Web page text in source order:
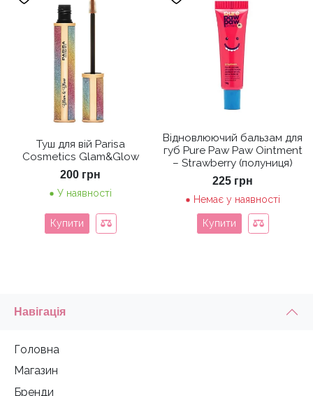
Туш для вій Parisa
Cosmetics Glam&Glow
200 грн
У наявності
Купити
Відновлюючий бальзам для
губ Pure Paw Paw Ointment
– Strawberry (полуниця)
225 грн
Немає у наявності
Купити
Навігація
Головна
Магазин
Бренди